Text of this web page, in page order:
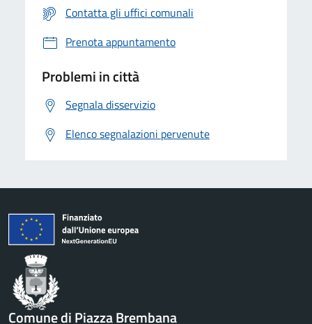
Contatta gli uffici comunali
Prenota appuntamento
Problemi in città
Segnala disservizio
Elenco segnalazioni pervenute
Comune di Piazza Brembana